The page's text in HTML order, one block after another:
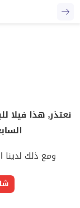
نعتذر, هذا فيلا
ومع ذلك لدينا